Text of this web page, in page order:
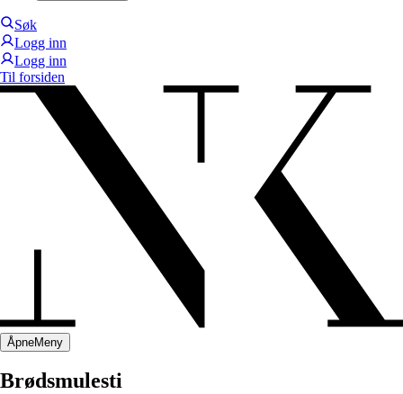
Søk
Logg inn
Logg inn
Til forsiden
ÅpneMeny
Brødsmulesti